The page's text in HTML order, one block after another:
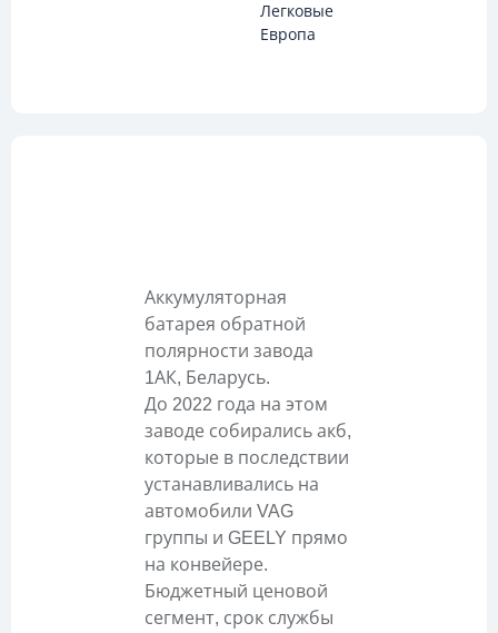
Легковые
Европа
Аккумуляторная
батарея обратной
полярности завода
1АК, Беларусь.
До 2022 года на этом
заводе собирались акб,
которые в последствии
устанавливались на
автомобили VAG
группы и GEELY прямо
на конвейере.
Бюджетный ценовой
сегмент, срок службы